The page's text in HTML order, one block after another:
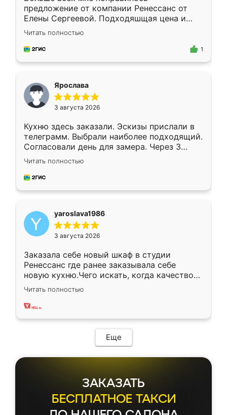
предложение от компании Ренессанс от
Елены Сергеевой. Подходяшщая цена и
короткие сроки изготовления. Приехавший
для замера сотрудник Владислав
предложил по моему эскизу самый
Читать полностью
1
Ярослава
3 августа 2026
Кухню здесь заказали. Эскизы прислали в
телеграмм. Выбрали наиболее подходящий.
Согласовали день для замера. Через 3
недели кухня была уже готова. Остались
довольны работой. Спасибо Ренессанс
мебель за качественную работу!
Читать полностью
yaroslava1986
3 августа 2026
Заказала себе новый шкаф в студии
Ренессанс где ранее заказывала себе
новую кухню.Чего искать, когда качеством
вполне довольна. Служит кухня уже почти
два года, нареканий нет.
Читать полностью
Еще
ЗАКАЗАТЬ
БЕСПЛАТНОЕ ТАКСИ